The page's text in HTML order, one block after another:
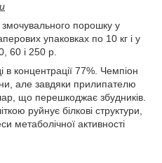
порошку у
упаковках по 10 кг і у
60 і 250 р.
в концентрації 77%. Чемпіон
але завдяки прилипателю
що перешкоджає збудників.
руйнує білкові структури,
метаболічної активності